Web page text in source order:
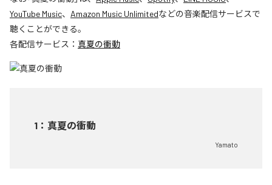
YouTube Music、 Amazon Music Unlimitedなどの音楽配信サービスで
聴くことができる。
各配信サービス： 真夏の衝動
1 ： 真夏の衝動
Yamato